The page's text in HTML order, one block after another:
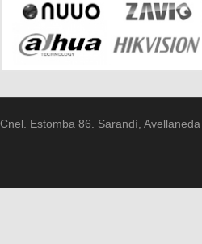
Cnel. Estomba 86. Sarandí,